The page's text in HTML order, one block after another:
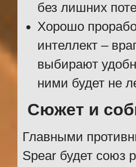
без лишних
Хорошо
интеллект –
выбирают
ними будет не
Сюжет и
Главными
Spear будет союз